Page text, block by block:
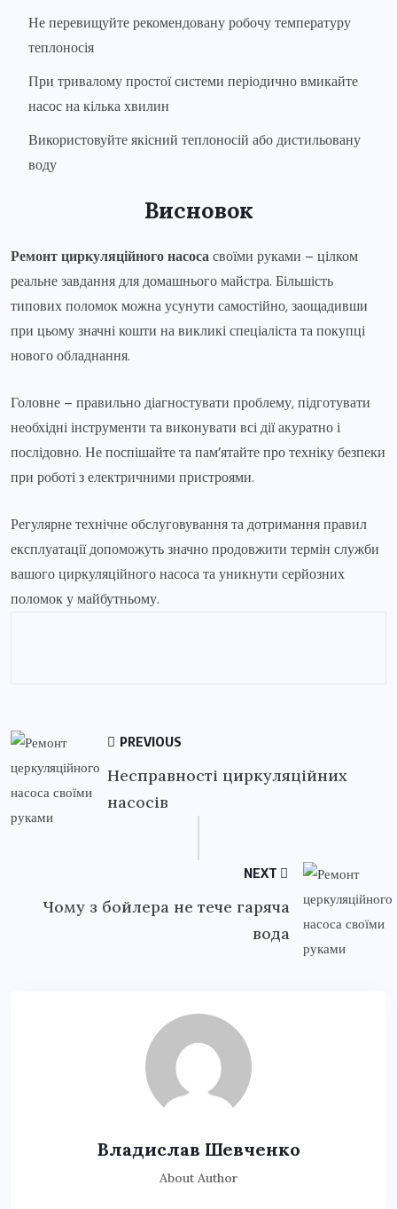
Не перевищуйте рекомендовану робочу температуру
теплоносія
При тривалому простої системи періодично вмикайте
насос на кілька хвилин
Використовуйте якісний теплоносій або дистильовану
воду
Висновок
Ремонт циркуляційного насосасвоїми руками – цілком
реальне завдання для домашнього майстра. Більшість
типових поломок можна усунути самостійно, заощадивши
при цьому значні кошти на викликі спеціаліста та покупці
нового обладнання.
Головне – правильно діагностувати проблему, підготувати
необхідні інструменти та виконувати всі дії акуратно і
послідовно. Не поспішайте та пам’ятайте про техніку безпеки
при роботі з електричними пристроями.
Регулярне технічне обслуговування та дотримання правил
експлуатації допоможуть значно продовжити термін служби
вашого циркуляційного насоса та уникнути серйозних
поломок у майбутньому.
PREVIOUS
Несправності циркуляційних
насосів
NEXT
Чому з бойлера не тече гаряча
вода
Владислав Шевченко
About Author